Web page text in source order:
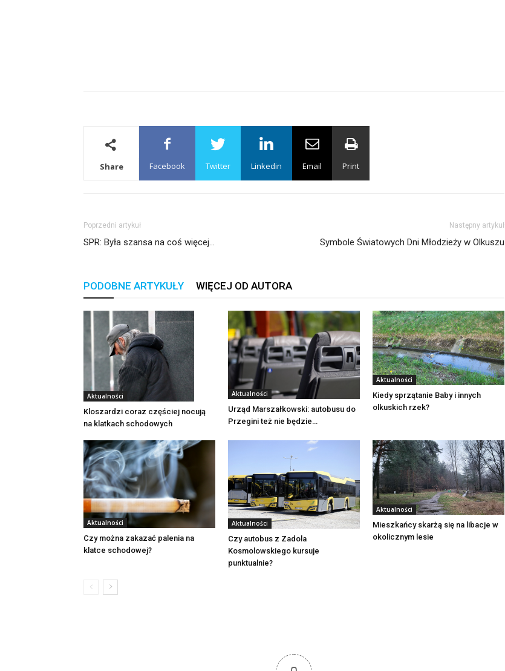
Share Facebook Twitter Linkedin Email Print
Poprzedni artykuł
SPR: Była szansa na coś więcej…
Następny artykuł
Symbole Światowych Dni Młodzieży w Olkuszu
PODOBNE ARTYKUŁY WIĘCEJ OD AUTORA
Aktualności
Kloszardzi coraz częściej nocują
na klatkach schodowych
Aktualności
Urząd Marszałkowski: autobusu do
Przegini też nie będzie…
Aktualności
Kiedy sprzątanie Baby i innych
olkuskich rzek?
Aktualności
Czy można zakazać palenia na
klatce schodowej?
Aktualności
Czy autobus z Zadola
Kosmolowskiego kursuje
punktualnie?
Aktualności
Mieszkańcy skarżą się na libacje w
okolicznym lesie